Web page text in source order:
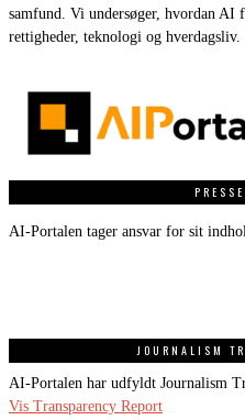
samfund. Vi undersøger, hvordan AI
rettigheder, teknologi og hverdagsliv.
AI-Portalen tager ansvar for sit
JOURNALISM
AI-Portalen har udfyldt Journalism
Vis Transparency Report